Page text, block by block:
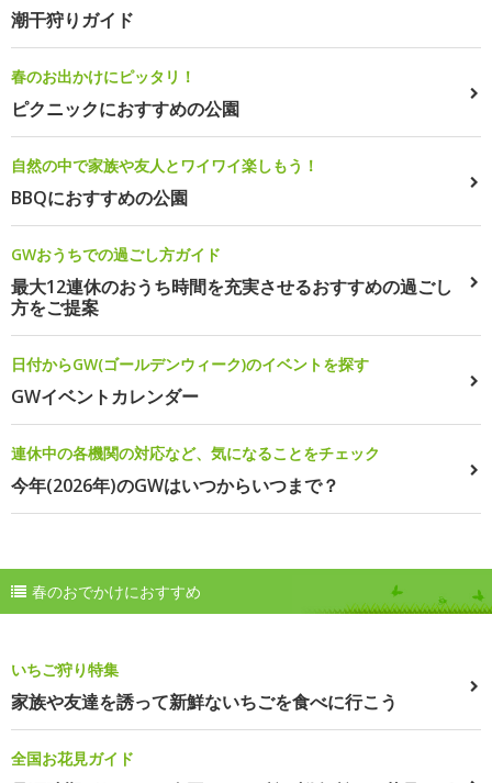
潮干狩りガイド
春のお出かけにピッタリ！
ピクニックにおすすめの公園
自然の中で家族や友人とワイワイ楽しもう！
BBQにおすすめの公園
GWおうちでの過ごし方ガイド
最大12連休のおうち時間を充実させるおすすめの過ごし
方をご提案
日付からGW(ゴールデンウィーク)のイベントを探す
GWイベントカレンダー
連休中の各機関の対応など、気になることをチェック
今年(2026年)のGWはいつからいつまで？
春のおでかけにおすすめ
いちご狩り特集
家族や友達を誘って新鮮ないちごを食べに行こう
全国お花見ガイド